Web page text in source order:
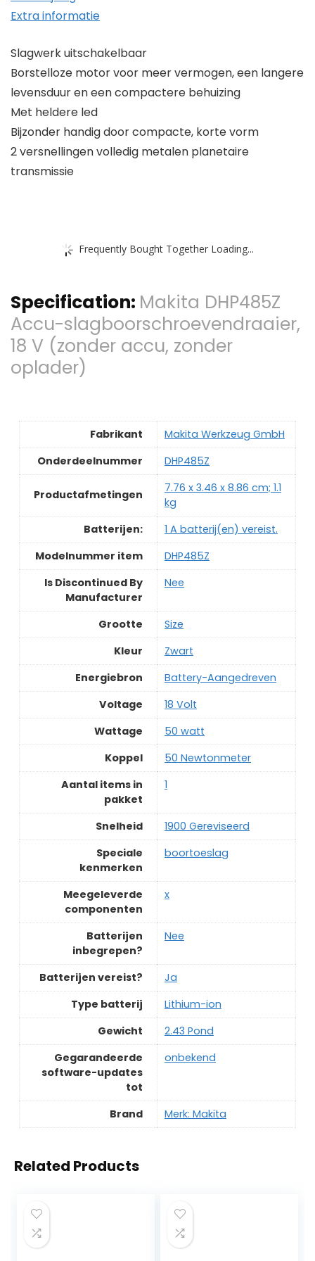
hoeveelheid
Extra informatie
Slagwerk uitschakelbaar
Borstelloze motor voor meer vermogen, een langere
levensduur en een compactere behuizing
Met heldere led
Bijzonder handig door compacte, korte vorm
2 versnellingen volledig metalen planetaire
transmissie
Frequently Bought Together Loading...
Specification: Makita DHP485Z
Accu-slagboorschroevendraaier,
18 V (zonder accu, zonder
oplader)
Fabrikant
‎Makita Werkzeug GmbH
Onderdeelnummer
‎DHP485Z
Productafmetingen
‎7.76 x 3.46 x 8.86 cm; 1.1
kg
Batterijen:
‎1 A batterij(en) vereist.
Modelnummer item
‎DHP485Z
Is Discontinued By
Manufacturer
‎Nee
Grootte
‎Size
Kleur
‎Zwart
Energiebron
‎Battery-Aangedreven
Voltage
‎18 Volt
Wattage
‎50 watt
Koppel
‎50 Newtonmeter
Aantal items in
pakket
‎1
Snelheid
‎1900 Gereviseerd
Speciale
kenmerken
‎boortoeslag
Meegeleverde
componenten
‎x
Batterijen
inbegrepen?
‎Nee
Batterijen vereist?
‎Ja
Type batterij
‎Lithium-ion
Gewicht
‎2.43 Pond
Gegarandeerde
software-updates
tot
‎onbekend
Brand Merk: Makita
Related Products